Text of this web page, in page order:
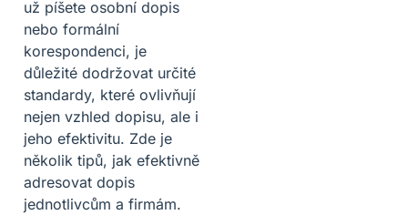
už píšete osobní dopis
nebo formální
korespondenci, je
důležité dodržovat určité
standardy, které ovlivňují
nejen vzhled dopisu, ale i
jeho efektivitu. Zde je
několik tipů, jak efektivně
adresovat dopis
jednotlivcům a firmám.